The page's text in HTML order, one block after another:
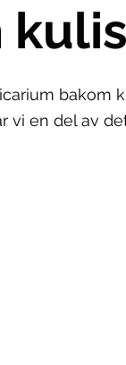
bakom
vi en del av